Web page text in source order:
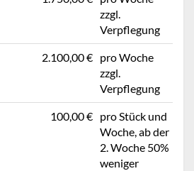
zzgl.
Verpflegung
2.100,00 € pro Woche
zzgl.
Verpflegung
100,00 € pro Stück und
Woche, ab der
2. Woche 50%
weniger